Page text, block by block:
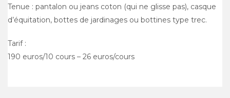
Tenue : pantalon ou jeans coton (qui ne glisse pas), casque
d’équitation, bottes de jardinages ou bottines type trec.
Tarif :
190 euros/10 cours – 26 euros/cours